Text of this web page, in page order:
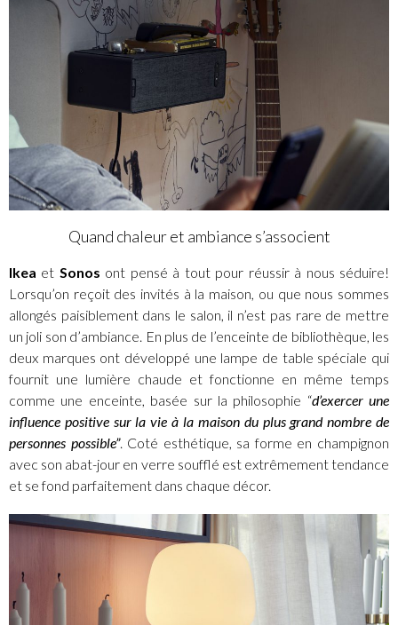
Quand chaleur et ambiance s’associent
Ikea et Sonos ont pensé à tout pour réussir à nous séduire!
Lorsqu’on reçoit des invités à la maison, ou que nous sommes
allongés paisiblement dans le salon, il n’est pas rare de mettre
un joli son d’ambiance. En plus de l’enceinte de bibliothèque, les
deux marques ont développé une lampe de table spéciale qui
fournit une lumière chaude et fonctionne en même temps
comme une enceinte, basée sur la philosophie “d’exercer une
influence positive sur la vie à la maison du plus grand nombre de
personnes possible”. Coté esthétique, sa forme en champignon
avec son abat-jour en verre soufflé est extrêmement tendance
et se fond parfaitement dans chaque décor.